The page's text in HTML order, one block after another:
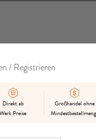
Gemischt
/ Registrieren
Direkt ab
Werk Preise
Großhandel ohne